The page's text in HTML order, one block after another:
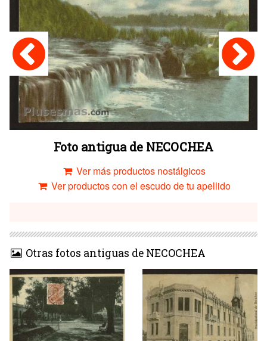
Foto antigua de NECOCHEA
Ver más productos nostálgicos
Ver productos con el escudo de tu apellido
Otras fotos antiguas de NECOCHEA